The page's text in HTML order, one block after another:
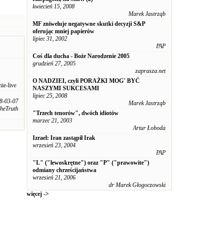
live
03-07
kwiecień 15, 2008
Marek Jastrząb
MF zniweluje negatywne skutki decyzji S&P
oferując mniej papierów
lipiec 31, 2002
PAP
Coś dla ducha - Boże Narodzenie 2005
grudzień 27, 2005
zaprasza.net
O NADZIEI, czyli PORAŻKI MOGˇ BYĆ
NASZYMI SUKCESAMI
lipiec 25, 2008
Marek Jastrząb
"Trzech tenorów", dwóch idiotów
marzec 21, 2003
Artur Łoboda
Izrael: Iran zastąpił Irak
wrzesień 23, 2004
PAP
"L" ("lewoskrętne") oraz "P" ("prawowite")
odmiany chrześcijaństwa
wrzesień 21, 2006
dr Marek Głogoczowski
więcej ->